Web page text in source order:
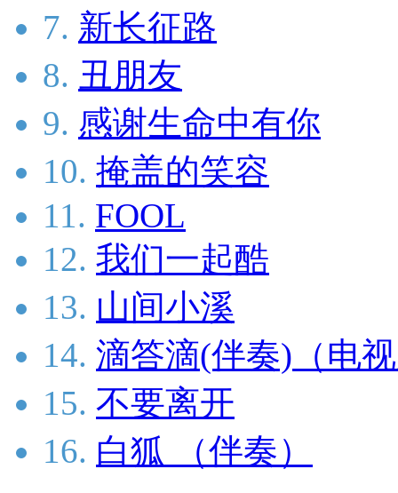
7. 新长征路
8. 丑朋友
9. 感谢生命中有你
10. 掩盖的笑容
11. FOOL
12. 我们一起酷
13. 山间小溪
14. 滴答滴(伴奏)（电
15. 不要离开
16. 白狐 （伴奏）